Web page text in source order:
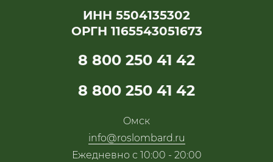
ИНН 5504135302
ОРГН 1165543051673
8 800 250 41 42
8 800 250 41 42
Oмск
info@roslombard.ru
Ежедневно с 10:00 - 20:00